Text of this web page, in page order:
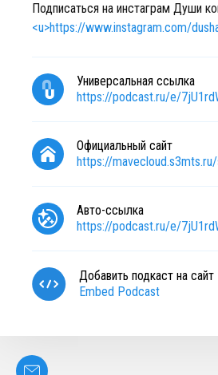
Подписаться на инстаграм Души
<u>https://www.instagram.com/
Универсальная ссылка
https://podcast.ru/e/
Официальный сайт
https://
Авто-ссылка
https://podcast.ru/e/
Добавить подкаст на сайт
Embed Podcast